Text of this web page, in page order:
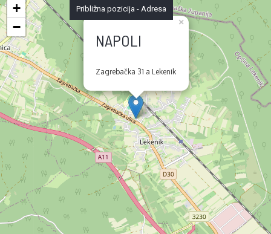
NAPOLI
Zagrebačka 31 a Lekenik
×
+
−
Približna pozicija - Adresa